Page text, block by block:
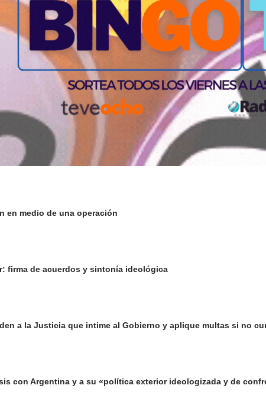
en medio de una operación
firma de acuerdos y sintonía ideológica
a la Justicia que intime al Gobierno y aplique multas si no
con Argentina y a su «política exterior ideologizada y de